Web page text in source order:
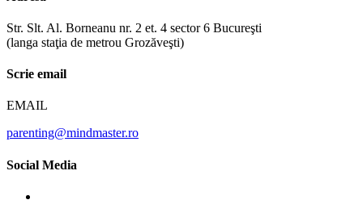
Str. Slt. Al. Borneanu nr. 2 et. 4 sector 6 Bucureşti
(langa staţia de metrou Grozăveşti)
Scrie email
EMAIL
parenting@mindmaster.ro
Social Media